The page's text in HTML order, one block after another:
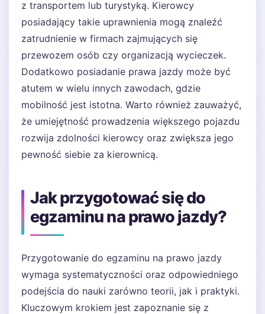
z transportem lub turystyką. Kierowcy
posiadający takie uprawnienia mogą znaleźć
zatrudnienie w firmach zajmujących się
przewozem osób czy organizacją wycieczek.
Dodatkowo posiadanie prawa jazdy może być
atutem w wielu innych zawodach, gdzie
mobilność jest istotna. Warto również zauważyć,
że umiejętność prowadzenia większego pojazdu
rozwija zdolności kierowcy oraz zwiększa jego
pewność siebie za kierownicą.
Jak przygotować się do
egzaminu na prawo jazdy?
Przygotowanie do egzaminu na prawo jazdy
wymaga systematyczności oraz odpowiedniego
podejścia do nauki zarówno teorii, jak i praktyki.
Kluczowym krokiem jest zapoznanie się z